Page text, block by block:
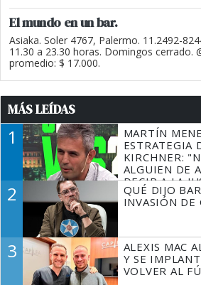
El mundo en un bar.
Asiaka. Soler 4767, Palermo. 11.2492-
11.30 a 23.30 horas. Domingos cerrado.
promedio: $ 17.000.
MÁS LEÍDAS
1
MARTÍN
ESTRATEGIA
KIRCHNER:
ALGUIEN DE
DECIR A LA
TIENE QUE
2
QUÉ DIJO
INVASIÓN DE
3
ALEXIS MAC
Y SE
VOLVER AL